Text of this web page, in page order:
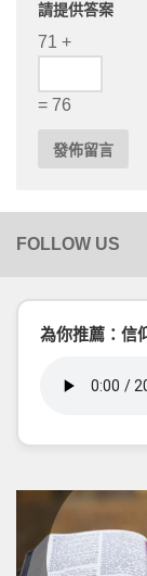
請提供答案
71 +
= 76
為你推薦：信